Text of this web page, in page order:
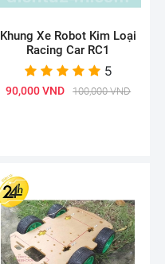
Khung Xe Robot Kim Loại
Racing Car RC1
5
90,000 VND 100,000 VND